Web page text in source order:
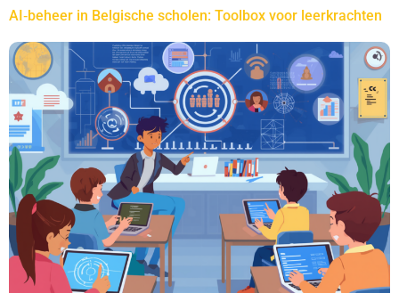
AI‑beheer in Belgische scholen: Toolbox voor leerkrachten